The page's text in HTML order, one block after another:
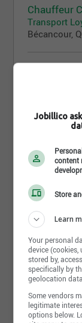
Chauffeur
Transport
Bécancour,
Transport
Saint-
24 juillet
Répartiteur
Transport
Laval, QC
23 juillet
Chauffeur -
Transport
Valcourt, QC
23 juillet
Jobillico
content
Store
Learn
Your personal
device
stored by,
specifically by
geolocation data.
Some vendors
legitimate
options below.